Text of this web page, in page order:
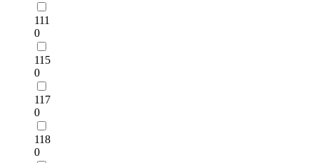
111
0
115
0
117
0
118
0